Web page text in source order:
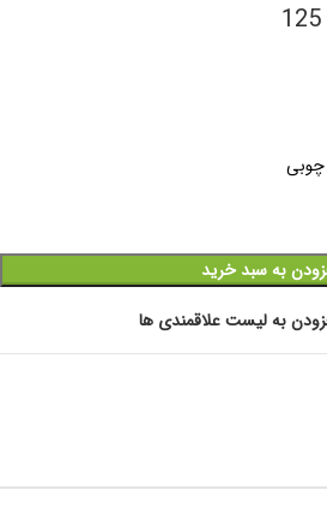
چوبی
به سبد خرید
به لیست علاقمندی ها